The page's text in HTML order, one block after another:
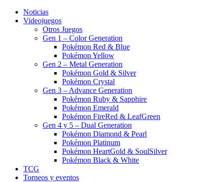
Noticias
Videojuegos
Otros Juegos
Gen 1 – Color Generation
Pokémon Red & Blue
Pokémon Yellow
Gen 2 – Metal Generation
Pokémon Gold & Silver
Pokémon Crystal
Gen 3 – Advance Generation
Pokémon Ruby & Sapphire
Pokémon Emerald
Pokémon FireRed & LeafGreen
Gen 4 y 5 – Dual Generation
Pokémon Diamond & Pearl
Pokémon Platinum
Pokémon HeartGold & SoulSilver
Pokémon Black & White
TCG
Torneos y eventos